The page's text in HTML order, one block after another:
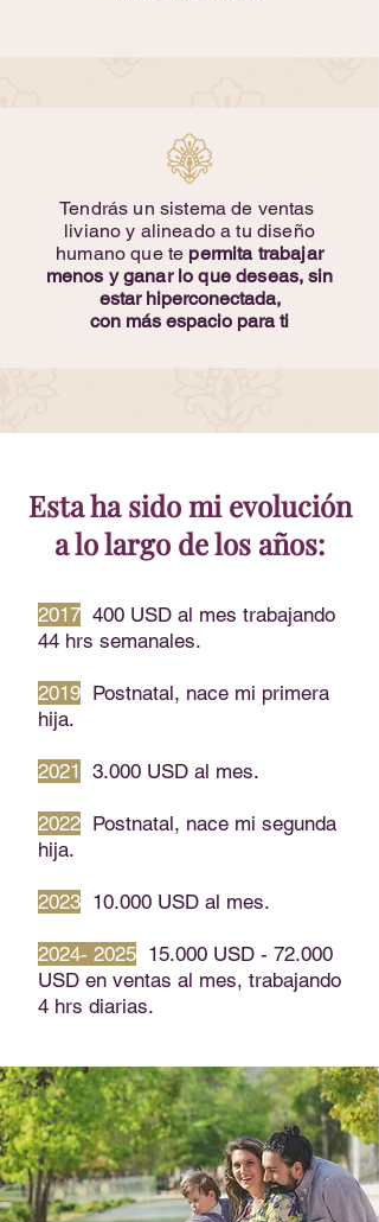
Tendrás un sistema de ventas
liviano y alineado a tu diseño
humano que te permita trabajar
menos y ganar lo que deseas,sin
estar hiperconectada,
con más espacio para ti
Esta ha sido mi evolución
a lo largo de los años:
2017 400 USD al mes trabajando
44 hrs semanales.
2019 Postnatal, nace mi primera
hija.
2021 3.000 USD al mes.
2022 Postnatal, nace mi segunda
hija.
2023 10.000 USD al mes.
2024- 2025 15.000 USD - 72.000
USD en ventas al mes, trabajando
4 hrs diarias.